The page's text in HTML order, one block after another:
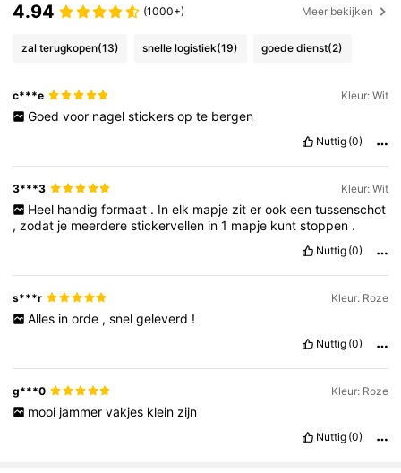
4.94 (1000+) Meer bekijken
zal terugkopen(13) snelle logistiek(19) goede dienst(2)
c***e Kleur: Wit
Goed voor nagel stickers op te bergen
Nuttig (0)
3***3 Kleur: Wit
Heel handig formaat . In elk mapje zit er ook een tussenschot
, zodat je meerderestickervellen in1 mapje kuntstoppen .
Nuttig (0)
s***r Kleur: Roze
Alles in orde , snel geleverd !
Nuttig (0)
g***0 Kleur: Roze
mooi jammer vakjes klein zijn
Nuttig (0)